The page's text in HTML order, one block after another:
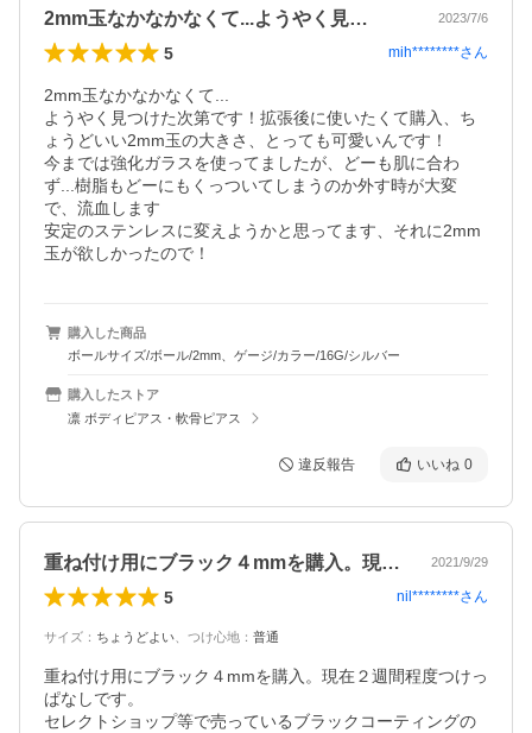
2mm玉なかなかなくて...ようやく見… 2023/7/6
5 mih********さん
2mm玉なかなかなくて...
ようやく見つけた次第です！拡張後に使いたくて購入、ち
ょうどいい2mm玉の大きさ、とっても可愛いんです！
今までは強化ガラスを使ってましたが、どーも肌に合わ
ず...樹脂もどーにもくっついてしまうのか外す時が大変
で、流血します
安定のステンレスに変えようかと思ってます、それに2mm
購入した商品
ボールサイズ/ボール/2mm、ゲージ/カラー/16G/シルバー
購入したストア
凛 ボディピアス・軟骨ピアス
違反報告 いいね 0
重ね付け用にブラック４mmを購入。現在… 2021/9/29
5 nil********さん
サイズ ： ちょうどよい つけ心地 ： 普通
重ね付け用にブラック４mmを購入。現在２週間程度つけっ
ぱなしです。
セレクトショップ等で売っているブラックコーティングの